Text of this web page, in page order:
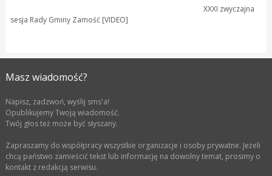
XXXI zwyczajna
sesja Rady Gminy Zamość [VIDEO]
Masz wiadomość?
Napisz, zadzwoń, wyślij sms'a!
Opublikujemy Twoją wiadomość.
Twój głos też może być słyszany.
Zapraszamy do współpracy wszystkie organizacje i osoby prywatne. Jeżeli
chcą państwo zamieścić tekst lub informację na dowolny temat, prosimy o
kontakt z redakcją serwisu.